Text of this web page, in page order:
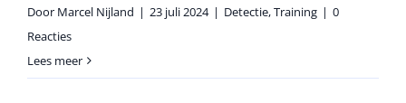
Door Marcel Nijland | 23 juli 2024 | Detectie,Training | 0
Reacties
Lees meer